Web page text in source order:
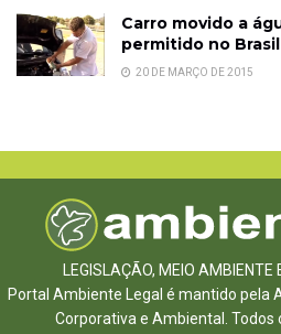
Carro movido a
permitido no Brasil
20 DE MARÇO DE 2015
LEGISLAÇÃO, MEIO
Portal Ambiente Legal é mantido pela
Corporativa e Ambiental. Todos